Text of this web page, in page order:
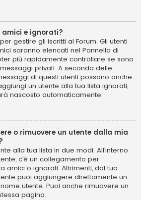
amici e ignorati?
gestire gli iscritti al Forum. Gli utenti
saranno elencati nel Pannello di
più rapidamente controllare se sono
privati. A seconda delle
di questi utenti possono anche
un utente alla tua lista ignorati,
nascosto automaticamente.
o rimuovere un utente dalla mia
alla tua lista in due modi. All’interno
c’è un collegamento per
amici o ignorati. Altrimenti, dal tuo
puoi aggiungere direttamente un
utente. Puoi anche rimuovere un
pagina.